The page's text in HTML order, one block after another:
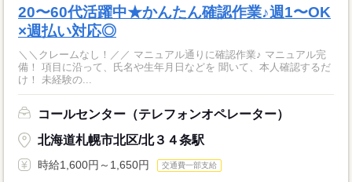
20〜60代活躍中★かんたん確認作業♪週1〜OK
×週払い対応◎
＼＼クレームなし！／／ マニュアル通りに確認作業♪ マニュアル完
備！ 項目に沿って、氏名や生年月日などを 聞いて、本人確認するだ
け！ 未経験の...
コールセンター（テレフォンオペレーター）
北海道札幌市北区/北３４条駅
時給1,600円～1,650円 交通費一部支給